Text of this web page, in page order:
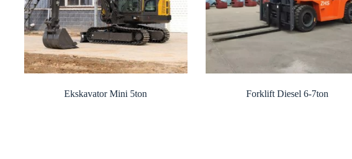
Ekskavator Mini 5ton Forklift Diesel 6-7ton